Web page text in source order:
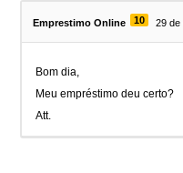
Emprestimo Online 10 29 de
Bom dia,
Meu empréstimo deu certo?
Att.